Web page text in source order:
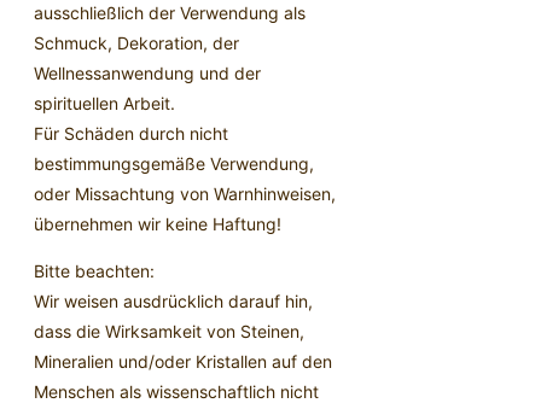
ausschließlich der Verwendung als
Schmuck, Dekoration, der
Wellnessanwendung und der
spirituellen Arbeit.
Für Schäden durch nicht
bestimmungsgemäße Verwendung,
oder Missachtung von Warnhinweisen,
übernehmen wir keine Haftung!
Bitte beachten:
Wir weisen ausdrücklich darauf hin,
dass die Wirksamkeit von Steinen,
Mineralien und/oder Kristallen auf den
Menschen als wissenschaftlich nicht